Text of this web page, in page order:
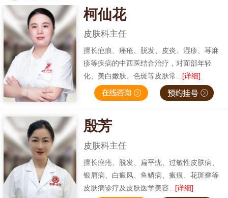
柯仙花
皮肤科主任
擅长疤痕、痤疮、脱发、皮炎、湿疹、荨麻
疹等疾病的中西医结合治疗，对面部年轻
化、美白嫩肤、色斑等皮肤常... [详细]
殷芳
皮肤科主任
擅长痤疮、脱发、扁平疣、过敏性皮肤病、
银屑病、白癜风、鱼鳞病、瘢痕、花斑癣等
皮肤病诊疗及皮肤医学美容... [详细]